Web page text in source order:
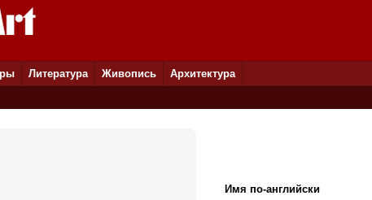
Литература Живопись Архитектура
Имя по-английски